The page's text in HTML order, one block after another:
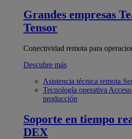
Grandes empresas
Tensor
Conectividad remota para
Descubre más
Asistencia técnica remota
Tecnología operativa
producción
Soporte en tiempo
DEX